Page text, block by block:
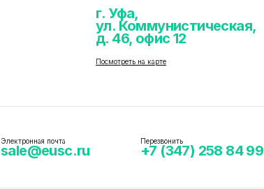
г. Уфа,
ул. Коммунистическая,
д. 46, офис 12
Посмотреть на карте
Электронная почта
sale@eusc.ru
Перезвонить
+7 (347) 258 84 99